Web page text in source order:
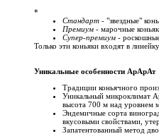
*
Стандарт - "звездные"
Премиум - марочные
Супер-премиум -
Только эти коньяки входят в
Уникальные особенности АрАрАт
Традиции коньячного
Уникальный микроклимат
высота 700 м над уровнем
Эндемичные сорта
вкусовыми свойствами,
Запатентованный метод